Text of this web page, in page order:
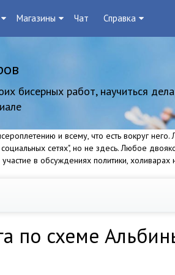
Магазины Чат Справка
бисерных работ, научиться
и всему, что есть вокруг
сетях", но не здесь. Любое
в обсуждениях политики,
по схеме